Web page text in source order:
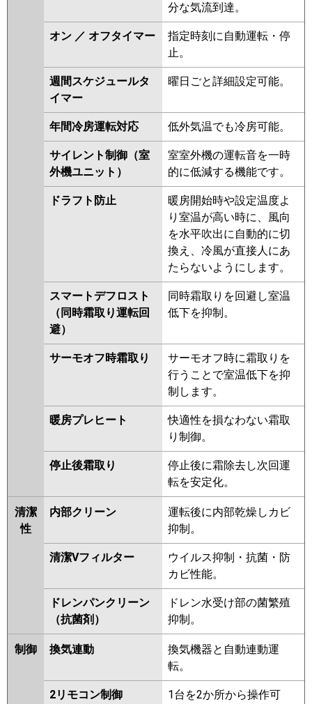
ERMP160FEW PMZX-
ERMP160FW PMZX-ERMP160FEV
PMZX-ERMP160FV
ERMP160FR PMZX-
ERMP160FER
RCIS-GP160RHNP4 RCIS-
GP160RSHP9 RCIS-GP160RHNP3
RCIS-GP160RSHP8 RCIS-
GP160RHNP2 RCIS-GP160RSHP7
RCIS-GP160RHNP1 RCIS-
GP160RSHP6 RCIS-GP160RSHP5
RCIS-GP160RHNP RCIS-
GP160RSHP4 RCIS-
AP160HNP11-kobe RCIS-
AP160HNP11 RCIS-GP160RSHP3
FDTSV1605HPA5SA
FDTSV1605HPA5S
パナソニック
PA-P160D7HD
PA-P160D7HDN
PA-P160D6HDB PA-P160D6HDNB
PA-P160D6HD PA-P160D6HDN
分な気流到達。
オン ／ オフタイマー
指定時刻に自動運転・停
止。
週間スケジュールタ
イマー
曜日ごと詳細設定可能。
年間冷房運転対応 低外気温でも冷房可能。
サイレント制御（室
外機ユニット）
室室外機の運転音を一時
的に低減する機能です。
ドラフト防止
暖房開始時や設定温度よ
り室温が高い時に、風向
を水平吹出に自動的に切
換え、冷風が直接人にあ
たらないようにします。
スマートデフロスト
（同時霜取り運転回
避）
同時霜取りを回避し室温
低下を抑制。
サーモオフ時霜取り
サーモオフ時に霜取りを
行うことで室温低下を抑
制します。
暖房プレヒート
快適性を損なわない霜取
り制御。
停止後霜取り
停止後に霜除去し次回運
転を安定化。
清潔
性
内部クリーン
運転後に内部乾燥しカビ
抑制。
清潔Vフィルター
ウイルス抑制・抗菌・防
カビ性能。
ドレンパンクリーン
（抗菌剤）
ドレン水受け部の菌繁殖
抑制。
制御 換気連動
換気機器と自動連動運
転。
2リモコン制御
1台を2か所から操作可